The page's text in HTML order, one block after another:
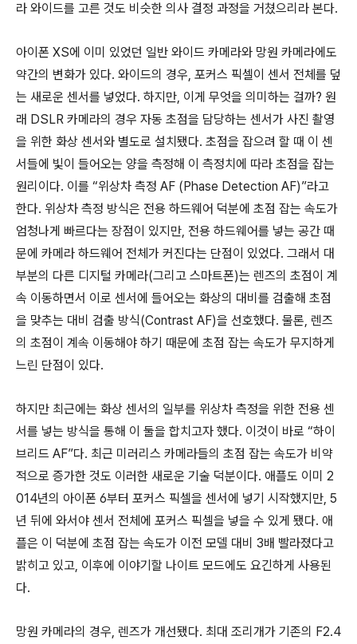
라 와이드를 고른 것도 비슷한 의사 결정 과정을 거쳤으리라 본다.
아이폰 XS에 이미 있었던 일반 와이드 카메라와 망원 카메라에도
약간의 변화가 있다. 와이드의 경우, 포커스 픽셀이 센서 전체를 덮
는 새로운 센서를 넣었다. 하지만, 이게 무엇을 의미하는 걸까? 원
래 DSLR 카메라의 경우 자동 초점을 담당하는 센서가 사진 촬영
을 위한 화상 센서와 별도로 설치됐다. 초점을 잡으려 할 때 이 센
서들에 빛이 들어오는 양을 측정해 이 측정치에 따라 초점을 잡는
원리이다. 이를 “위상차 측정 AF (Phase Detection AF)”라고
한다. 위상차 측정 방식은 전용 하드웨어 덕분에 초점 잡는 속도가
엄청나게 빠르다는 장점이 있지만, 전용 하드웨어를 넣는 공간 때
문에 카메라 하드웨어 전체가 커진다는 단점이 있었다. 그래서 대
부분의 다른 디지털 카메라(그리고 스마트폰)는 렌즈의 초점이 계
속 이동하면서 이로 센서에 들어오는 화상의 대비를 검출해 초점
을 맞추는 대비 검출 방식(Contrast AF)을 선호했다. 물론, 렌즈
의 초점이 계속 이동해야 하기 때문에 초점 잡는 속도가 무지하게
느린 단점이 있다.
하지만 최근에는 화상 센서의 일부를 위상차 측정을 위한 전용 센
서를 넣는 방식을 통해 이 둘을 합치고자 했다. 이것이 바로 “하이
브리드 AF”다. 최근 미러리스 카메라들의 초점 잡는 속도가 비약
적으로 증가한 것도 이러한 새로운 기술 덕분이다. 애플도 이미 2
014년의 아이폰 6부터 포커스 픽셀을 센서에 넣기 시작했지만, 5
년 뒤에 와서야 센서 전체에 포커스 픽셀을 넣을 수 있게 됐다. 애
플은 이 덕분에 초점 잡는 속도가 이전 모델 대비 3배 빨라졌다고
밝히고 있고, 이후에 이야기할 나이트 모드에도 요긴하게 사용된
다.
망원 카메라의 경우, 렌즈가 개선됐다. 최대 조리개가 기존의 F2.4